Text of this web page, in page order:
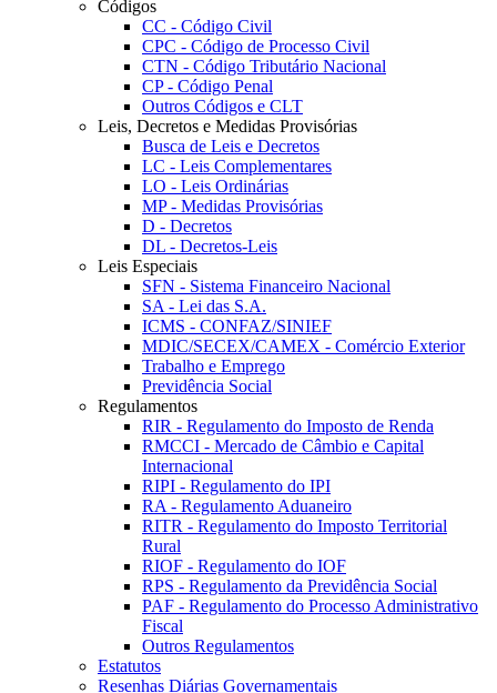
Códigos
CC - Código Civil
CPC - Código de Processo Civil
CTN - Código Tributário Nacional
CP - Código Penal
Outros Códigos e CLT
Leis, Decretos e Medidas Provisórias
Busca de Leis e Decretos
LC - Leis Complementares
LO - Leis Ordinárias
MP - Medidas Provisórias
D - Decretos
DL - Decretos-Leis
Leis Especiais
SFN - Sistema Financeiro Nacional
SA - Lei das S.A.
ICMS - CONFAZ/SINIEF
MDIC/SECEX/CAMEX - Comércio Exterior
Trabalho e Emprego
Previdência Social
Regulamentos
RIR - Regulamento do Imposto de Renda
RMCCI - Mercado de Câmbio e Capital
Internacional
RIPI - Regulamento do IPI
RA - Regulamento Aduaneiro
RITR - Regulamento do Imposto Territorial
Rural
RIOF - Regulamento do IOF
RPS - Regulamento da Previdência Social
PAF - Regulamento do Processo Administrativo
Fiscal
Outros Regulamentos
Estatutos
Resenhas Diárias Governamentais